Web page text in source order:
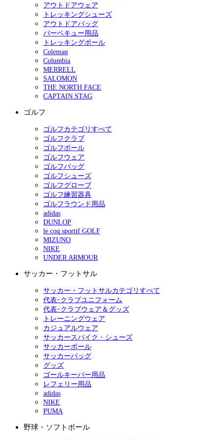
アウトドアウェア
トレッキングシューズ
アウトドアバッグ
バーベキュー用品
トレッキングポール
Coleman
Columbia
MERRELL
SALOMON
THE NORTH FACE
CAPTAIN STAG
ゴルフ
ゴルフカテゴリすべて
ゴルフクラブ
ゴルフボール
ゴルフウェア
ゴルフバッグ
ゴルフシューズ
ゴルフグローブ
ゴルフ練習器具
ゴルフラウンド用品
adidas
DUNLOP
le coq sportif GOLF
MIZUNO
NIKE
UNDER ARMOUR
サッカー・フットサル
サッカー・フットサルカテゴリすべて
代表･クラブユニフォーム
代表･クラブウェア＆グッズ
トレーニングウェア
カジュアルウェア
サッカースパイク・シューズ
サッカーボール
サッカーバッグ
グッズ
ゴールキーパー用品
レフェリー用品
adidas
NIKE
PUMA
野球・ソフトボール